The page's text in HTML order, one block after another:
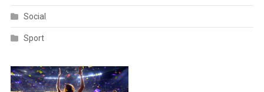
Social
Sport